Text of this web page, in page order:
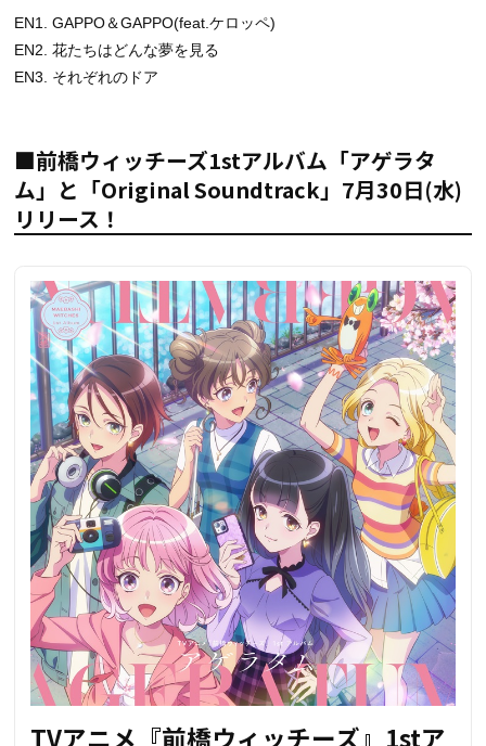
EN1. GAPPO＆GAPPO(feat.ケロッペ)
EN2. 花たちはどんな夢を見る
EN3. それぞれのドア
■前橋ウィッチーズ1stアルバム「アゲラタ
ム」と「Original Soundtrack」7月30日(水)
リリース！
TVアニメ『前橋ウィッチーズ』1stア